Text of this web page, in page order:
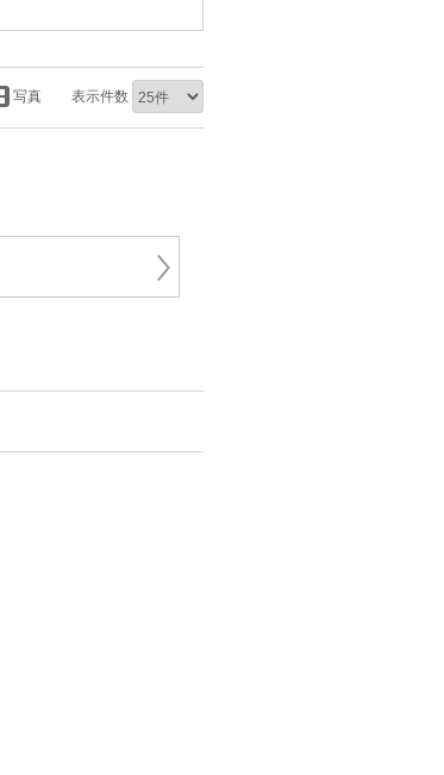
写真 表示件数